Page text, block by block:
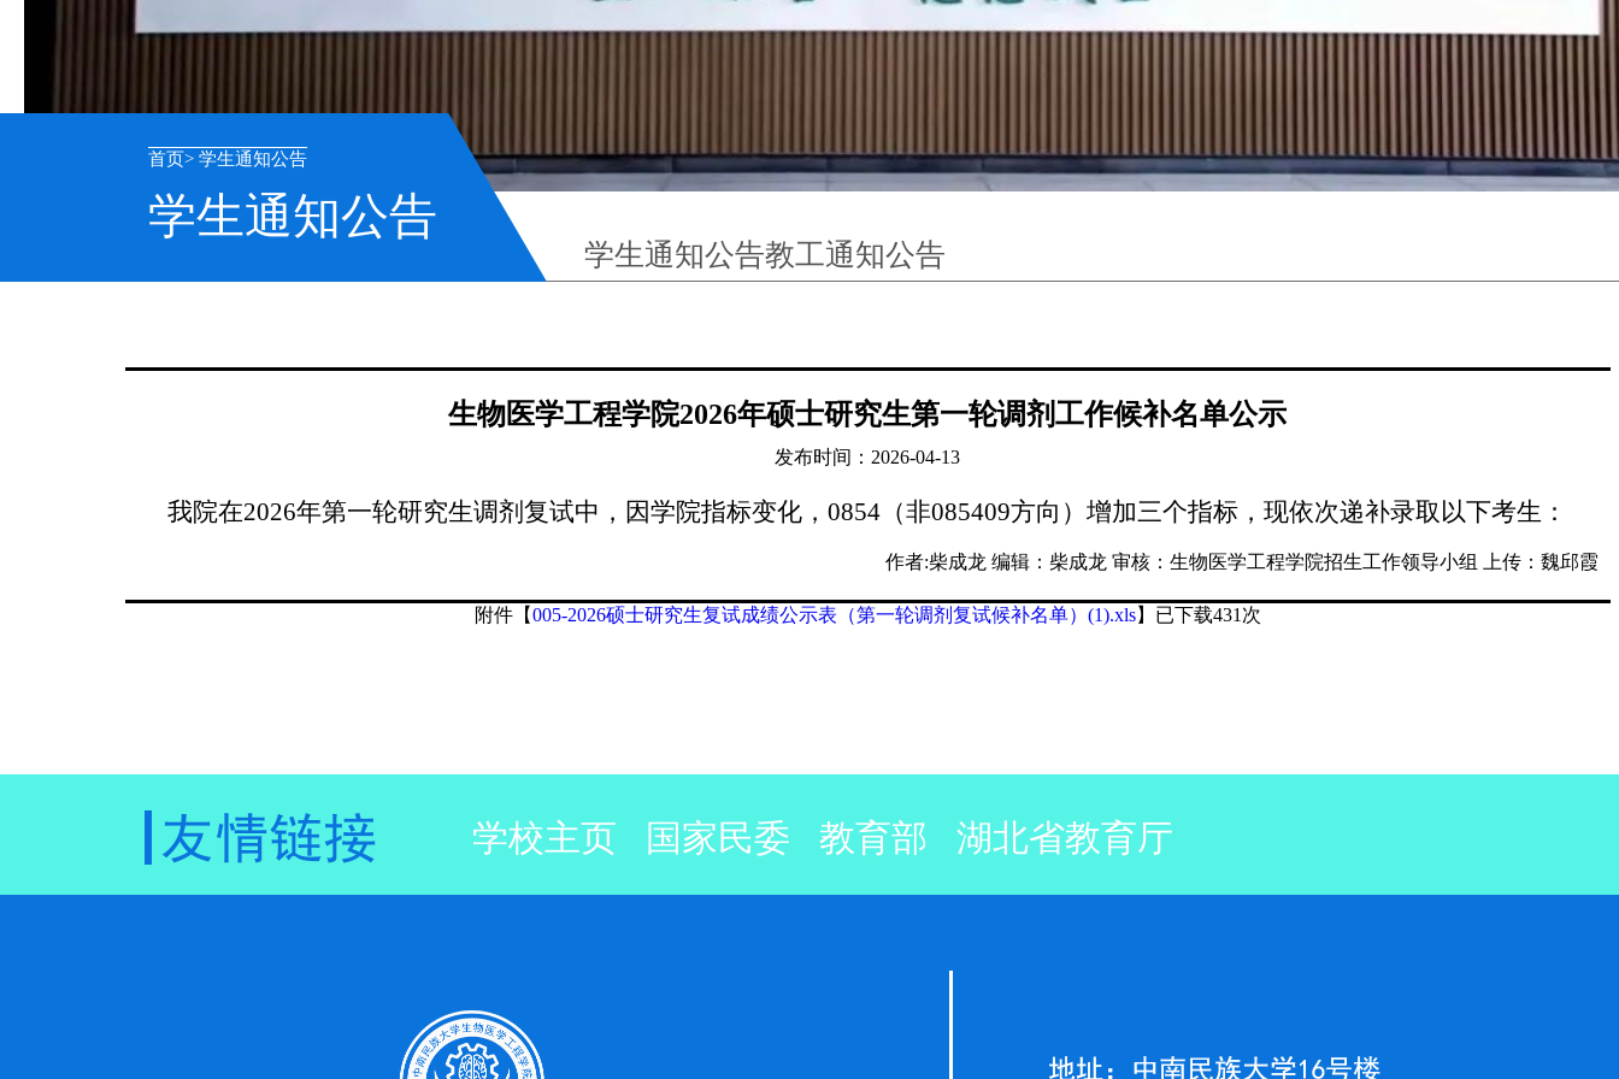
首页 学生通知公告
学生通知公告
学生通知公告教工通知公告
生物医学工程学院2026年硕士研究生第一轮调剂工作候补名单公示
发布时间：2026-04-13
我院在2026年第一轮研究生调剂复试中，因学院指标变化，0854（非085409方向）增加三个指标 ，现依次递补录取以下考生 ：
作者:柴成龙 编辑：柴成龙 审核：生物医学工程学院招生工作领导小组 上传：魏邱霞
附件【005-2026硕士研究生复试成绩公示表（第一轮调剂复试候补名单）(1).xls】已下载431 次
学校主页 国家民委 教育部 湖北省教育厅